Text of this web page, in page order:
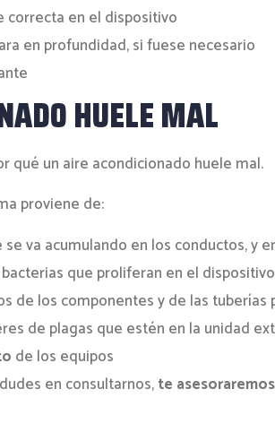
correcta en el dispositivo
en profundidad, si fuese necesario
HUELE MAL
qué un aire acondicionado huele mal.
proviene de:
va acumulando en los conductos, y
que proliferan en el
de los componentes y de las tuberías
de plagas que estén en la unidad
de los equipos
en consultarnos,te